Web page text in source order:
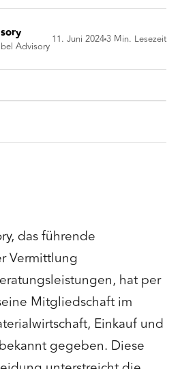
Advisory
11. Juni 20243 Min. Lesezeit
das führende
Vermittlung
hat per
Mitgliedschaft im
Einkauf und
gegeben. Diese